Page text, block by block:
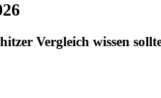
Vergleich wissen